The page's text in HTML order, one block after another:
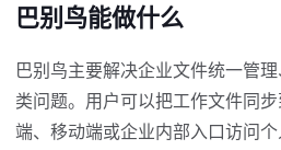
巴别鸟能做什么
巴别鸟主要解决企业文件统一管
类问题。用户可以把工作文件同
端、移动端或企业内部入口访问